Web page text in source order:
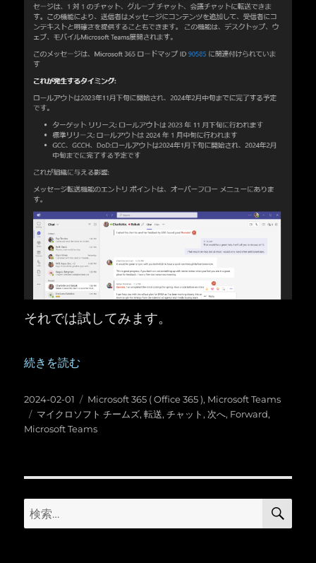
それでは試してみます。
“Microsoft Teams ：チャットのメッセージを転送” の
続きを読む
投
稿
日:
2024-02-01
カ
テ
ゴ
Microsoft 365 ( Office 365 ), Microsoft Teams
タ
グ
マイクロソフト チームズ,転送,チャット , 次へ, Forward,
Microsoft Teams
検
索:
検